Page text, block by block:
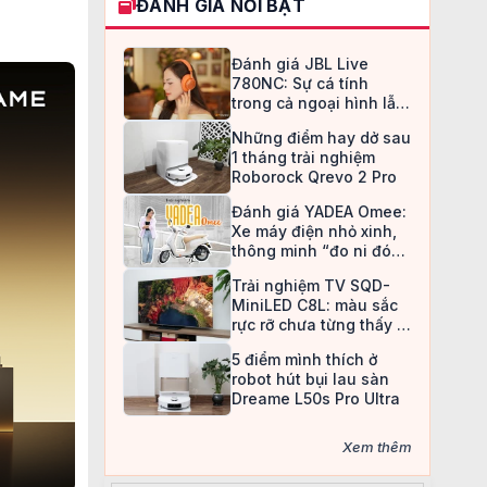
ĐÁNH GIÁ NỔI BẬT
Đánh giá JBL Live
780NC: Sự cá tính
trong cả ngoại hình lẫn
Những điểm hay dở sau
1 tháng trải nghiệm
Roborock Qrevo 2 Pro
Đánh giá YADEA Omee:
Xe máy điện nhỏ xinh,
thông minh “đo ni đóng
Trải nghiệm TV SQD-
MiniLED C8L: màu sắc
rực rỡ chưa từng thấy ở
5 điểm mình thích ở
robot hút bụi lau sàn
Dreame L50s Pro Ultra
Xem thêm